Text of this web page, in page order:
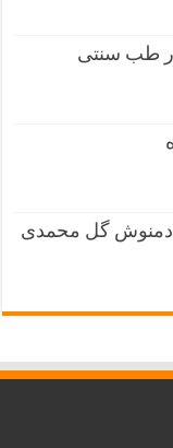
طب سنتی
گل محمدی